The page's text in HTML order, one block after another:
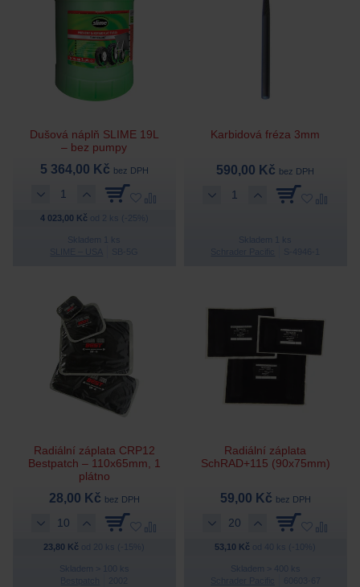
Dušová náplň SLIME 19L
– bez pumpy
5 364,00 Kč bez DPH
4 023,00 Kčod 2 ks (-25%)
Skladem 1 ks
Karbidová fréza 3mm
590,00 Kč bez DPH
Skladem 1 ks
Radiální záplata CRP12
Bestpatch – 110x65mm, 1
plátno
28,00 Kč bez DPH
23,80 Kč od 20 ks (-15%)
Skladem > 100 ks
Radiální záplata
SchRAD+115 (90x75mm)
59,00 Kč bez DPH
53,10 Kč od 40 ks (-10%)
Skladem > 400 ks